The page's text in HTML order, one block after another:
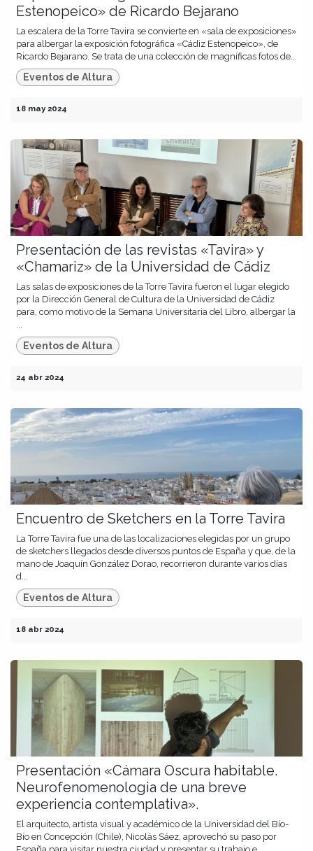
Estenopeico» de Ricardo Bejarano
La escalera de la Torre Tavira se convierte en «sala de exposiciones»
para albergar la exposición fotográfica «Cádiz Estenopeico», de
Ricardo Bejarano. Se trata de una colección de magníficas fotos de...
Eventos de Altura
18 may 2024
Presentación de las revistas «Tavira» y
«Chamariz» de la Universidad de Cádiz
Las salas de exposiciones de la Torre Tavira fueron el lugar elegido
por la Dirección General de Cultura de la Universidad de Cádiz
para, como motivo de la Semana Universitaria del Libro, albergar la
...
Eventos de Altura
24 abr 2024
Encuentro de Sketchers en la Torre Tavira
La Torre Tavira fue una de las localizaciones elegidas por un grupo
de sketchers llegados desde diversos puntos de España y que, de la
mano de Joaquín González Dorao, recorrieron durante varios días
d...
Eventos de Altura
18 abr 2024
Presentación «Cámara Oscura habitable.
Neurofenomenologia de una breve
experiencia contemplativa».
El arquitecto, artista visual y académico de la Universidad del Bío-
Bío en Concepción (Chile), Nicolás Sáez, aprovechó su paso por